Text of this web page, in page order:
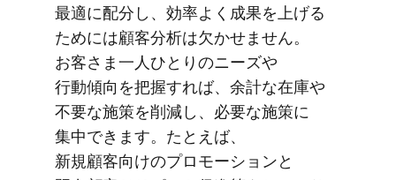
最適に​配分し、​効率よく​成果を​上げる​
ためには​顧客分析は​欠かせません。​
お客さま一人​ひとりの​ニーズや​
行動傾向を​把握すれば、​余計な​在庫や​
不要な​施策を​削減し、​必要な​施策に​
集中できます。​たとえば、​
新規顧客向けの​プロモーションと​